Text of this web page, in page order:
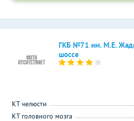
ГКБ №71 им. М.Е.
шоссе
КТ челюсти
КТ головного мозга